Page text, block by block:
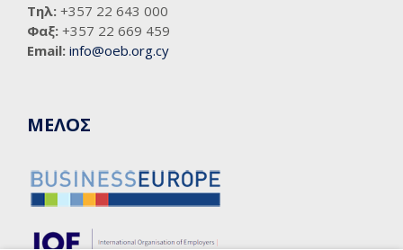
Τηλ: +357 22 643 000
Φαξ: +357 22 669 459
Email: info@oeb.org.cy
ΜΕΛΟΣ